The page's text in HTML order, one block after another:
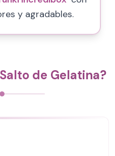
y agradables.
de Gelatina?